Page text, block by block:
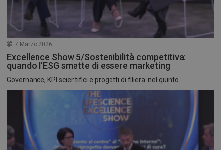
7 Marzo 2026
Excellence Show 5/Sostenibilità competitiva:
quando l’ESG smette di essere marketing
Governance, KPI scientifici e progetti di filiera: nel quinto...